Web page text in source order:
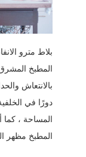
بلاط مترو
بالانتعاش
دورًا في
المساحة ،
المطبخ مظهر